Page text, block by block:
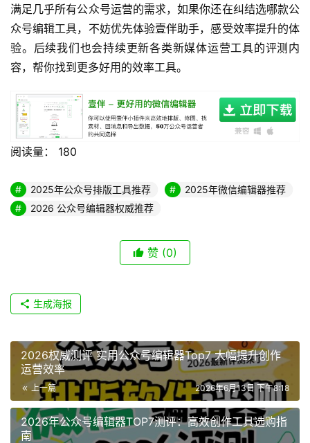
满足几乎所有公众号运营的需求，如果你还在纠结选哪款公
众号编辑工具，不妨优先体验壹伴助手，感受效率提升的体
验。后续我们也会持续更新各类新媒体运营工具的评测内
容，帮你找到更多好用的效率工具。
阅读量： 180
2025年公众号排版工具推荐
2025年微信编辑器推荐
2026 公众号编辑器权威推荐
赞 (0)
生成海报
2026权威测评 实用公众号编辑器Top7 大幅提升创作
运营效率
上一篇 2026年6月13日 下午8:18
2026年公众号编辑器TOP7测评：高效创作工具选购指
南